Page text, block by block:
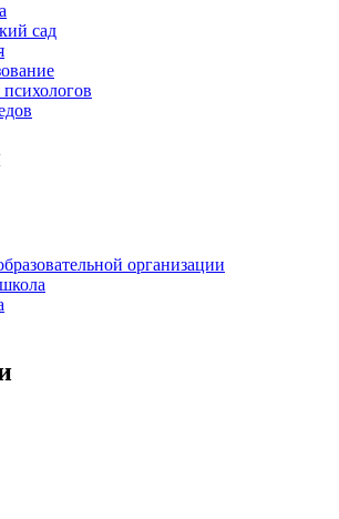
сад
организации